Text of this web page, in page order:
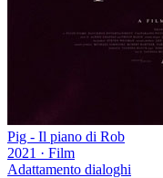
Pig - Il piano di Rob
2021 · Film
Adattamento dialoghi